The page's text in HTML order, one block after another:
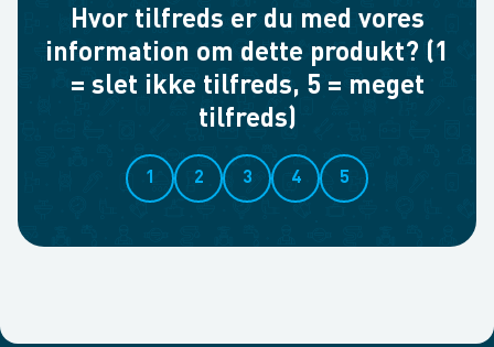
Hvor tilfreds er du med vores
information om dette produkt? (1
= slet ikke tilfreds, 5 = meget
tilfreds)
1 2 3 4 5